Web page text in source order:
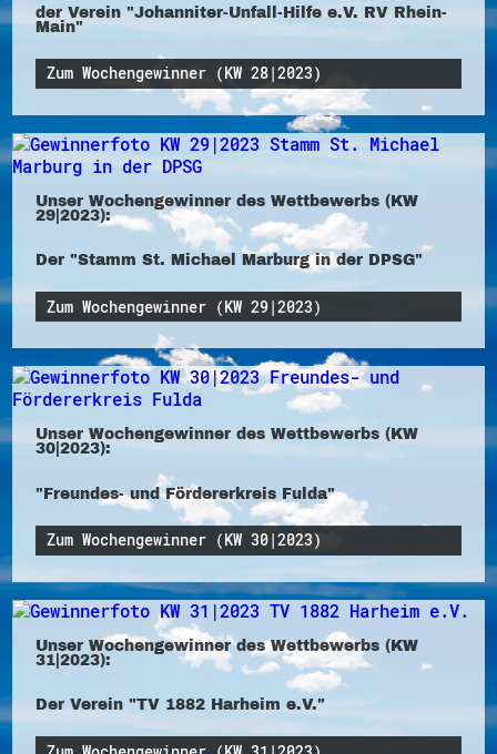
der Verein "Johanniter-Unfall-Hilfe e.V. RV Rhein-
Main"
Zum Wochengewinner (KW 28|2023)
Unser Wochengewinner des Wettbewerbs (KW
29|2023):
Der "Stamm St. Michael Marburg in der DPSG"
Zum Wochengewinner (KW 29|2023)
Unser Wochengewinner des Wettbewerbs (KW
30|2023):
"Freundes- und Fördererkreis Fulda"
Zum Wochengewinner (KW 30|2023)
Unser Wochengewinner des Wettbewerbs (KW
31|2023):
Der Verein "TV 1882 Harheim e.V."